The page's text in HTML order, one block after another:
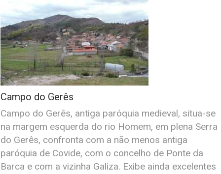
Campo do Gerês
Campo do Gerês, antiga paróquia medieval, situa-se
na margem esquerda do rio Homem, em plena Serra
do Gerês, confronta com a não menos antiga
paróquia de Covide, com o concelho de Ponte da
Barca e com a vizinha Galiza. Exibe ainda excelentes